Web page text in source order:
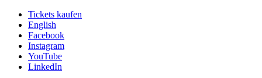
Tickets kaufen
English
Facebook
Instagram
YouTube
LinkedIn